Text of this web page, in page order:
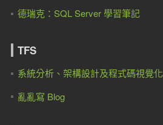
德瑞克：SQL Server 學習筆記
TFS
系統分析、架構設計及程式碼視覺化
亂亂寫 Blog